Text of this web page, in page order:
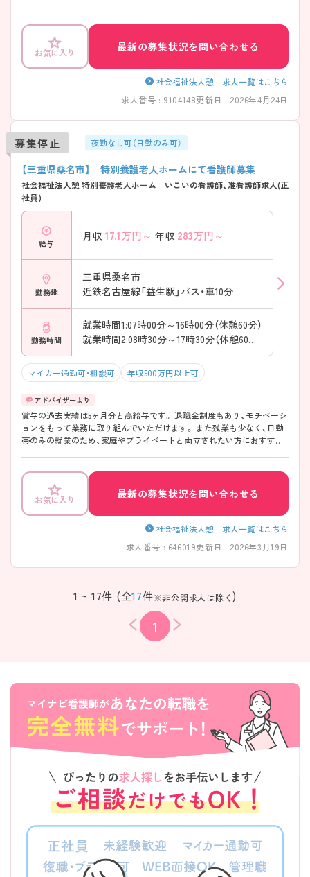
お気に入り 最新の募集状況を問い合わせる
社会福祉法人憩 求人一覧はこちら
求人番号 : 9104148更新日 : 2026年4月24日
募集停止 夜勤なし可（日勤のみ可）
【三重県桑名市】 特別養護老人ホームにて看護師募集
社会福祉法人憩 特別養護老人ホーム いこいの看護師、准看護師求人(正
社員)
給与
月収 17.1万円～ 年収 283万円～
勤務地
三重県桑名市
近鉄名古屋線「益生駅」バス・車10分
勤務時間
就業時間1:07時00分～16時00分（休憩60分）
就業時間2:08時30分～17時30分（休憩60分）
マイカー通勤可・相談可 年収500万円以上可
賞与の過去実績は5ヶ月分と高給与です。 退職金制度もあり、モチベーシ
ョンをもって業務に取り組んでいただけます。 また残業も少なく、日勤
帯のみの就業のため、家庭やプライベートと両立されたい方におすすめ
お気に入り 最新の募集状況を問い合わせる
社会福祉法人憩 求人一覧はこちら
求人番号 : 646019更新日 : 2026年3月19日
1 ~ 17件 (全17件※非公開求人は除く )
1